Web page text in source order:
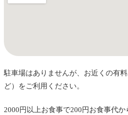
駐車場はありませんが、お近くの有
ど）をご利用ください。
2000円以上お食事で200円お食事代か